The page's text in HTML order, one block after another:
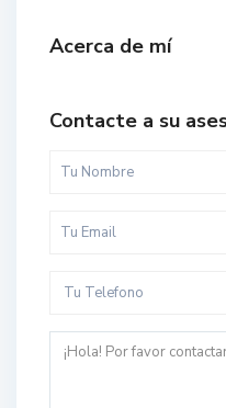
Acerca de mí
Contacte a su